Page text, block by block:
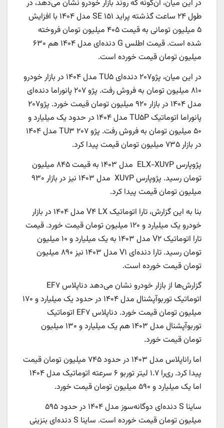
در این میان، آن‌گونه که روند بازار خودرو نشان می‌دهد، در
طول ۲۴ ساعت گذشته پراید ۱۵۱ SE مدل ۱۴۰۴ با افزایش
۵ میلیون تومانی به قیمت ۴۰۵ میلیون تومان فروخته
شده است. قیمت اطلس G دنده‌ای مدل ۱۴۰۴ هم ۶۳۰
میلیون تومان قیمت خورده است.
در این میان، پژو۲۰۷ دنده‌ای TU۵ مدل ۱۴۰۴ در بازار خودرو
۸۱۰ میلیون تومان به فروش رفت. پژو ۲۰۷ پانوراما دنده‌ای
مدل ۱۴۰۴ در بازار ۹۲۰ میلیون تومان قیمت خورد. پژو۲۰۷
پانوراما اتوماتیک TU۵P مدل ۱۴۰۴ در حدود یک میلیارد و
۵۰ میلیون تومان به فروش رفت. پژو ۲۰۷ TU۳ مدل ۱۴۰۴
در بازار ۷۳۵ میلیون تومان قیمت پیدا کرد.
پژوپارس ELX-XU۷P مدل ۱۴۰۳ به قیمت ۸۴۵ میلیون
تومان رسید. پژوپارس XU۷P مدل ۱۴۰۳ نیز در بازار ۹۳۰
میلیون تومان قیمت پیدا کرد.
بنا به این گزارش، تارا اتوماتیک V۴ LX مدل ۱۴۰۴ در بازار
خودرو یک میلیارد و ۱۲۰ میلیون تومان قیمت خورد. قیمت
تارا اتوماتیک V۲ مدل ۱۴۰۳ به یک میلیارد و ۱۰ میلیون
تومان رسید. تارا دنده‌ای V۱ مدل ۱۴۰۳ نیز ۸۹۰ میلیون
تومان قیمت خورده است.
گزارش‌ها از بازار خودرو نشان می‌دهد دناپلاس EF۷
اتوماتیک توربوآپشنال مدل ۱۴۰۴ در حدود یک میلیارد و ۱۷۰
میلیون تومان قیمت خورد. دناپلاس EF۷ اتوماتیک
توربوآپشنال مدل ۱۴۰۳ هم یک میلیارد و ۱۳۰ میلیون
تومان قیمت خورد.
اما راناپلاس مدل ۱۴۰۳ در حدود ۷۴۵ میلیون تومان قیمت
پیدا کرد. ری‌را ۱.۷ لیتر توربو ۶ سرعته اتوماتیک مدل ۱۴۰۴
اما یک میلیارد و ۵۹۰ میلیون تومان قیمت خورد.
ساینا S دنده‌ای دوگانه‌سوز مدل ۱۴۰۴ در حدود ۵۹۵
میلیون تومان قیمت خورده است. ساینا S دنده‌ای بنزینی